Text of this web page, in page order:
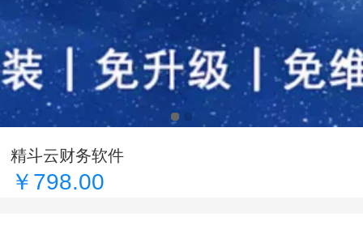
精斗云财务软件
￥798.00